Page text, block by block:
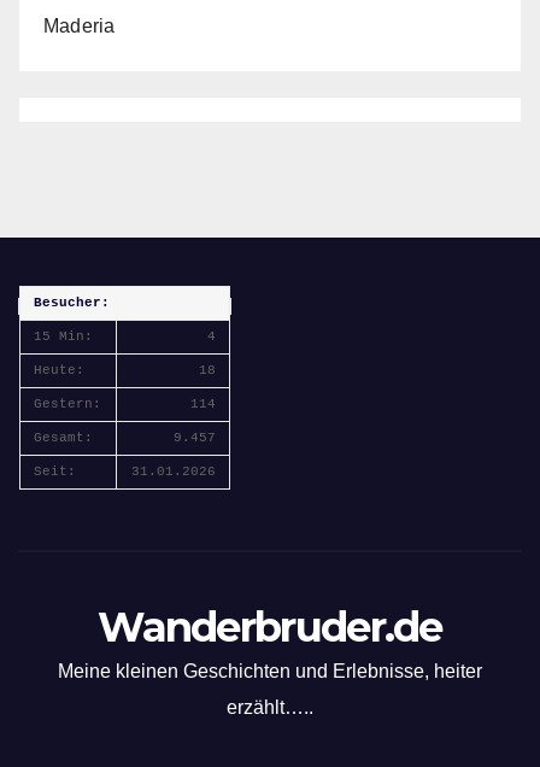
Maderia
Besucher:
15 Min: 4
Heute: 18
Gestern: 114
Gesamt: 9.457
Seit: 31.01.2026
Wanderbruder.de
Meine kleinen Geschichten und Erlebnisse, heiter
erzählt…..